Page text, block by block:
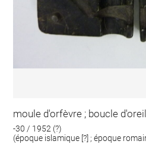
moule d'orfèvre ; boucle
-30 / 1952 (?)
(époque islamique [?] ; époque